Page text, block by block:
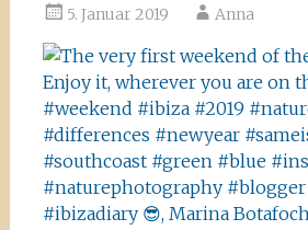
5. Januar 2019 Anna